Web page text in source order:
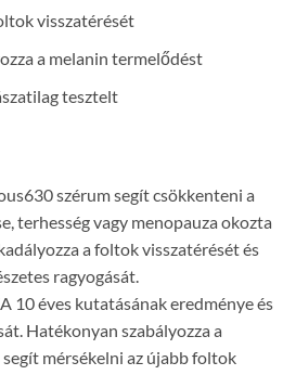
visszatérését
a melanin termelődést
tesztelt
szérum segít csökkenteni a
terhesség vagy menopauza okozta
a foltok visszatérését és
ragyogását.
10 éves kutatásának eredménye és
Hatékonyan szabályozza a
mérsékelni az újabb foltok